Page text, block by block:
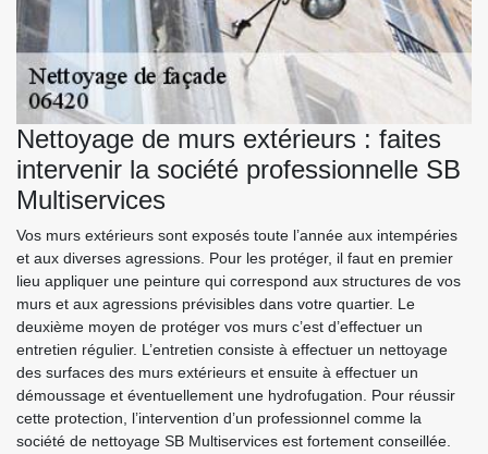
Nettoyage de murs extérieurs : faites
intervenir la société professionnelle SB
Multiservices
Vos murs extérieurs sont exposés toute l’année aux intempéries
et aux diverses agressions. Pour les protéger, il faut en premier
lieu appliquer une peinture qui correspond aux structures de vos
murs et aux agressions prévisibles dans votre quartier. Le
deuxième moyen de protéger vos murs c’est d’effectuer un
entretien régulier. L’entretien consiste à effectuer un nettoyage
des surfaces des murs extérieurs et ensuite à effectuer un
démoussage et éventuellement une hydrofugation. Pour réussir
cette protection, l’intervention d’un professionnel comme la
société de nettoyage SB Multiservices est fortement conseillée.